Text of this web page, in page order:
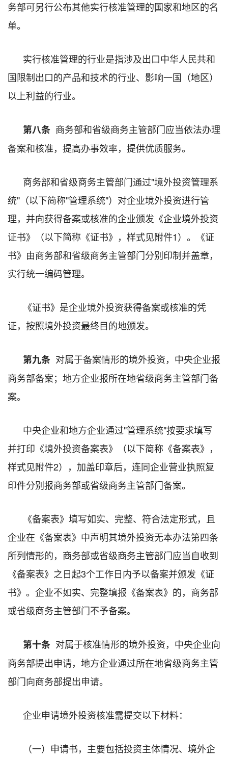
务部可另行公布其他实行核准管理的国家和地区的名
单。
实行核准管理的行业是指涉及出口中华人民共和
国限制出口的产品和技术的行业、影响一国（地区）
以上利益的行业。
第八条 商务部和省级商务主管部门应当依法办理
备案和核准，提高办事效率，提供优质服务。
商务部和省级商务主管部门通过"境外投资管理系
统"（以下简称"管理系统"）对企业境外投资进行管
理，并向获得备案或核准的企业颁发《企业境外投资
证书》（以下简称《证书》，样式见附件1）。《证
书》由商务部和省级商务主管部门分别印制并盖章，
实行统一编码管理。
《证书》是企业境外投资获得备案或核准的凭
证，按照境外投资最终目的地颁发。
第九条 对属于备案情形的境外投资，中央企业报
商务部备案；地方企业报所在地省级商务主管部门备
案。
中央企业和地方企业通过"管理系统"按要求填写
并打印《境外投资备案表》（以下简称《备案表》，
样式见附件2），加盖印章后，连同企业营业执照复
印件分别报商务部或省级商务主管部门备案。
《备案表》填写如实、完整、符合法定形式，且
企业在《备案表》中声明其境外投资无本办法第四条
所列情形的，商务部或省级商务主管部门应当自收到
《备案表》之日起3个工作日内予以备案并颁发《证
书》。企业不如实、完整填报《备案表》的，商务部
或省级商务主管部门不予备案。
第十条 对属于核准情形的境外投资，中央企业向
商务部提出申请，地方企业通过所在地省级商务主管
部门向商务部提出申请。
企业申请境外投资核准需提交以下材料：
（一）申请书，主要包括投资主体情况、境外企